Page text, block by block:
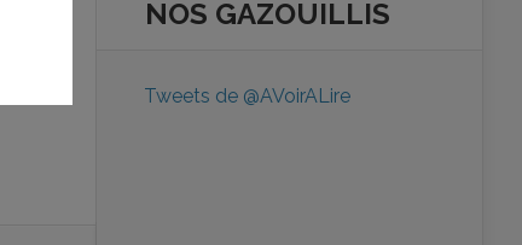
NOS GAZOUILLIS
Tweets de @AVoirALire